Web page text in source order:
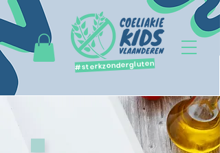
#sterkzondergluten